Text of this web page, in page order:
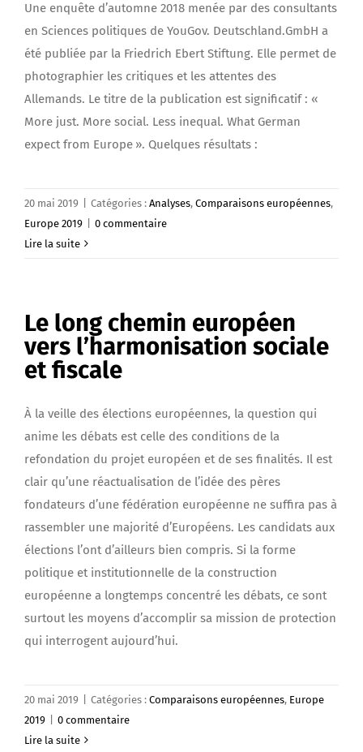
Une enquête d’automne 2018 menée par des consultants
en Sciences politiques de YouGov. Deutschland.GmbH a
été publiée par la Friedrich Ebert Stiftung. Elle permet de
photographier les critiques et les attentes des
Allemands. Le titre de la publication est significatif : «
More just. More social. Less inequal. What German
expect from Europe ». Quelques résultats :
20 mai 2019 Catégories : Analyses, Comparaisons européennes,
Europe 2019
0 commentaire
Lire la suite
Le long chemin européen
vers l’harmonisation sociale
et fiscale
À la veille des élections européennes, la question qui
anime les débats est celle des conditions de la
refondation du projet européen et de ses finalités. Il est
clair qu’une réactualisation de l’idée des pères
fondateurs d’une fédération européenne ne suffira pas à
rassembler une majorité d’Européens. Les candidats aux
élections l’ont d’ailleurs bien compris. Si la forme
politique et institutionnelle de la construction
européenne a longtemps concentré les débats, ce sont
surtout les moyens d’accomplir sa mission de protection
qui interrogent aujourd’hui.
20 mai 2019 Catégories : Comparaisons européennes, Europe
2019
0 commentaire
Lire la suite